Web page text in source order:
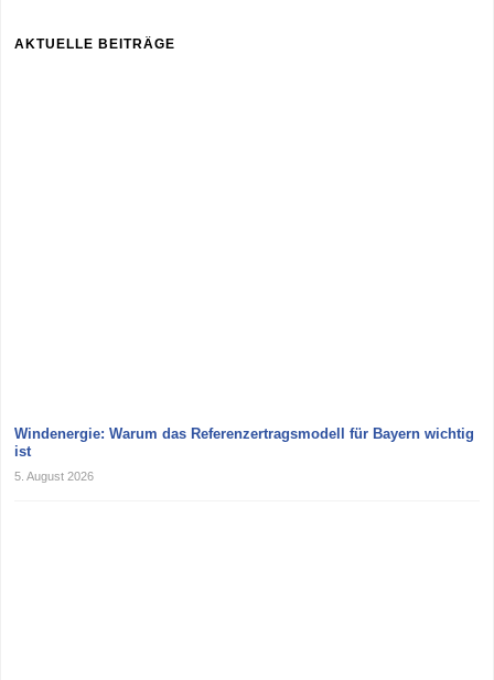
AKTUELLE BEITRÄGE
Windenergie: Warum das Referenzertragsmodell für Bayern wichtig
ist
5. August 2026